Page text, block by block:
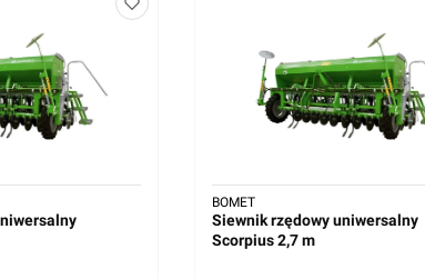
Siewnik rzędowy uniwersalny
Scorpius 2,7 m
BOMET